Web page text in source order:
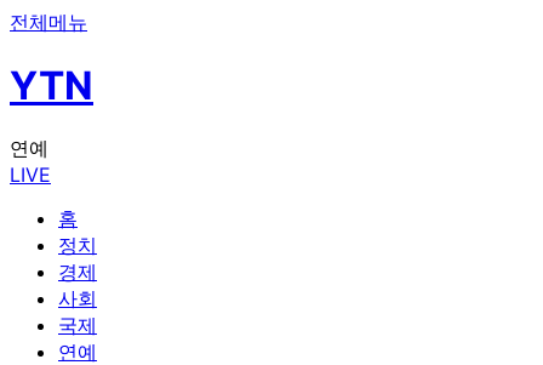
전체메뉴
YTN
연예
LIVE
홈
정치
경제
사회
국제
연예